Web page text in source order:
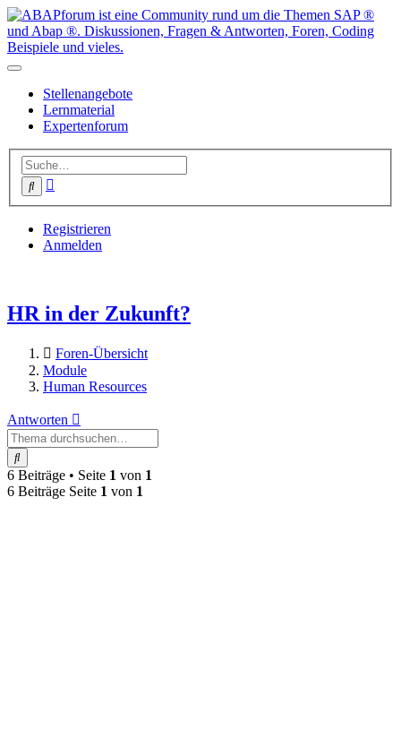
Stellenangebote
Lernmaterial
Expertenforum
Suche
Registrieren
Anmelden
HR in der Zukunft?
Foren-Übersicht
Module
Human Resources
Antworten
Suche
6 Beiträge • Seite 1 von 1
6 Beiträge Seite 1 von 1